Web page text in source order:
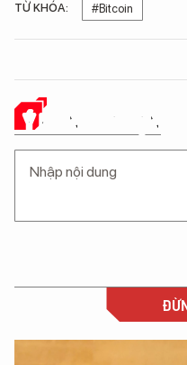
TỪ KHÓA: #Bitcoin
Ý KIẾN CỦA BẠN